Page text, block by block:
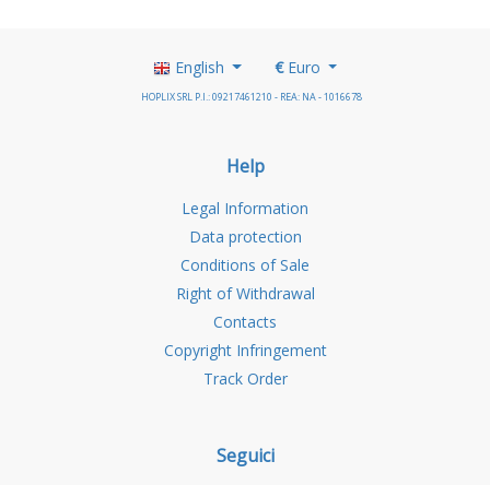
English €Euro
HOPLIX SRL P.I.: 09217461210 - REA: NA - 1016678
Help
Legal Information
Data protection
Conditions of Sale
Right of Withdrawal
Contacts
Copyright Infringement
Track Order
Seguici